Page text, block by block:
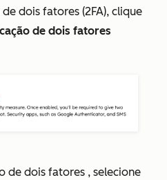
dois fatores (2FA), clique
de dois fatores
de dois fatores , selecione